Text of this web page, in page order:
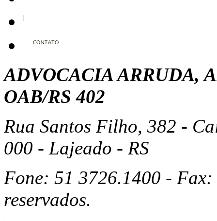
ADVOCACIA ARRUDA,
OAB/RS 402
Rua Santos Filho, 382 -
000 - Lajeado - RS
Fone: 51 3726.1400 -
reservados.